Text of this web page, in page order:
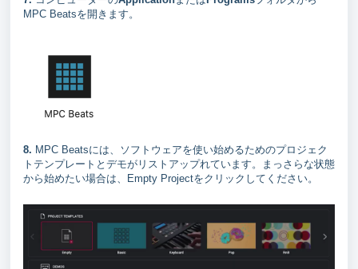
MPC Beatsを開きます。
8. MPC Beatsには、ソフトウェアを使い始めるためのプロジェク
トテンプレートとデモがリストアップれています。まっさらな状態
から始めたい場合は、Empty Projectをクリックしてください。